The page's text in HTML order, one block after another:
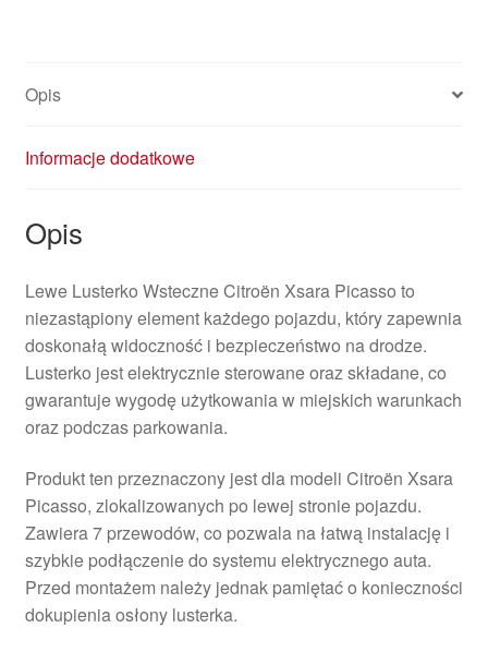
Opis
Informacje dodatkowe
Opis
Lewe Lusterko Wsteczne Citroën Xsara Picasso to
niezastąpiony element każdego pojazdu, który zapewnia
doskonałą widoczność i bezpieczeństwo na drodze.
Lusterko jest elektrycznie sterowane oraz składane, co
gwarantuje wygodę użytkowania w miejskich warunkach
oraz podczas parkowania.
Produkt ten przeznaczony jest dla modeli Citroën Xsara
Picasso, zlokalizowanych po lewej stronie pojazdu.
Zawiera 7 przewodów, co pozwala na łatwą instalację i
szybkie podłączenie do systemu elektrycznego auta.
Przed montażem należy jednak pamiętać o konieczności
dokupienia osłony lusterka.